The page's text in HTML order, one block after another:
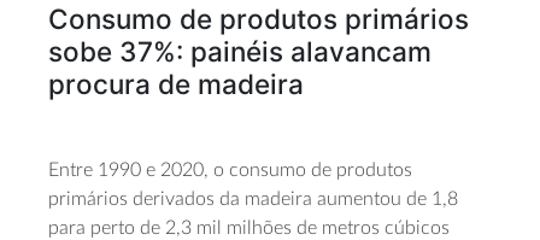
Consumo de produtos primários
sobe 37%: painéis alavancam
procura de madeira
Entre 1990 e 2020, o consumo de produtos
primários derivados da madeira aumentou de 1,8
para perto de 2,3 mil milhões de metros cúbicos